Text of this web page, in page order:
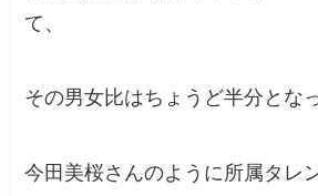
て、
その男女比はちょうど半分とな
今田美桜さんのように所属タレ